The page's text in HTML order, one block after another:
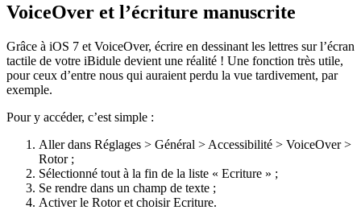
VoiceOver et l’écriture manuscrite
Grâce à iOS 7 et VoiceOver, écrire en dessinant les lettres sur l’écran
tactile de votre iBidule devient une réalité ! Une fonction très utile,
pour ceux d’entre nous qui auraient perdu la vue tardivement, par
exemple.
Pour y accéder, c’est simple :
Aller dans Réglages > Général > Accessibilité > VoiceOver >
Rotor ;
Sélectionné tout à la fin de la liste « Ecriture » ;
Se rendre dans un champ de texte ;
Activer le Rotor et choisir Ecriture.